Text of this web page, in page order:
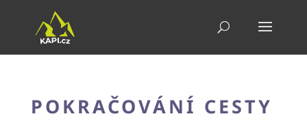
POKRAČOVÁNÍ CESTY